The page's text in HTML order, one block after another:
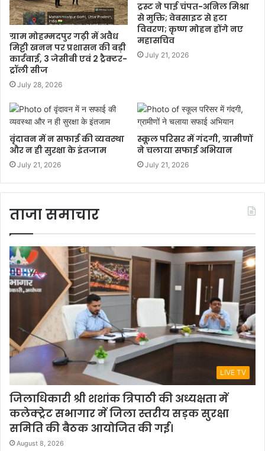
ग्राम मोहम्मदपुर गढ़ी में अवैध
मिट्टी खनन पर प्रशासन की बड़ी
कार्रवाई, 3 जेसीबी एवं 2 ट्रैक्टर-
ट्रॉली सीज
July 28, 2026
ट्रस्ट ने पाई चंपत-अनिल मिश्रा
से मुक्ति; वेबसाइट से हटा
विवरण; कृष्ण मोहन होंगे नए
महासचिव
July 21, 2026
वृंदावन में न सफाई की व्यवस्था
और न ही सुरक्षा के इंतजाम
July 21, 2026
स्कूल परिसर में गंदगी, ग्रामीणों
ने चलाया सफाई अभियान
July 21, 2026
ताजा समाचार
LIVE TV
जिलाधिकारी श्री शशांक त्रिपाठी की अध्यक्षता में
कलेक्ट्रेट सभागार में जिला स्तरीय सड़क सुरक्षा
समिति की बैठक आयोजित की गई।
August 8, 2026